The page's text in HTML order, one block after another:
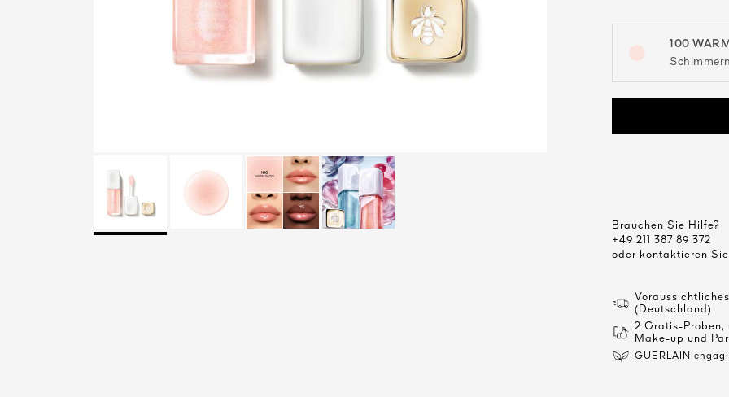
100
open the dropdown
Brauchen Sie Hilfe?
+49 211 387 89 372
oder kontaktieren
(Deutschland)
2 Gratis-Proben,
Make-up und
GUERLAIN